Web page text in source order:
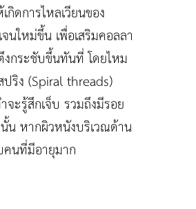
ดการไหลเวียนของ
นใหม่ขึ้น เพื่อเสริมคอลลา
งกระชับขึ้นทันที่ โดยไหม
ริง (Spiral threads)
ะรู้สึกเจ็บ รวมถึงมีรอย
นั้น หากผิวหนังบริเวณด้าน
คนที่มีอายุมาก